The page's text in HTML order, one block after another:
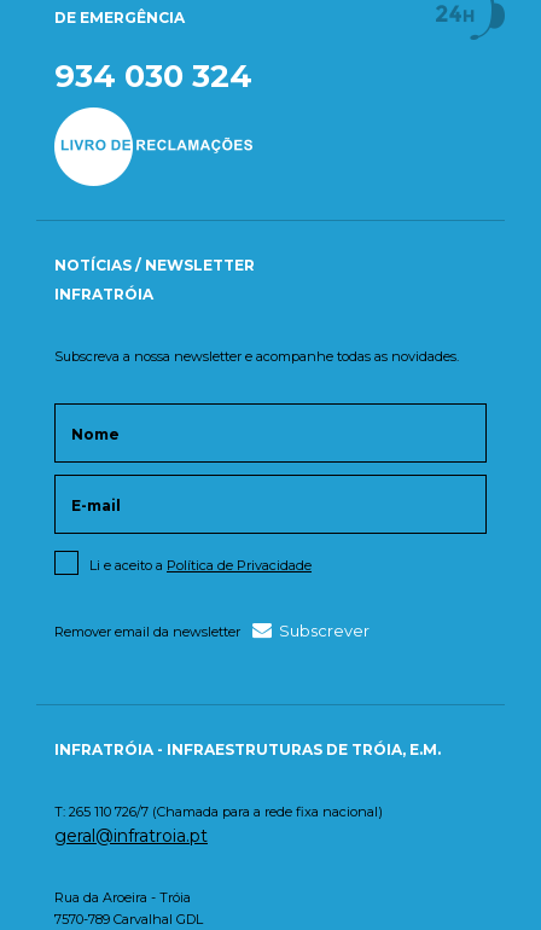
DE EMERGÊNCIA
934 030 324
NOTÍCIAS / NEWSLETTER
INFRATRÓIA
Subscreva a nossa newsletter e acompanhe todas as novidades.
Li e aceito a Política de Privacidade
Remover email da newsletter Subscrever
INFRATRÓIA - INFRAESTRUTURAS DE TRÓIA, E.M.
T: 265 110 726/7 (Chamada para a rede fixa nacional)
geral@infratroia.pt
Rua da Aroeira - Tróia
7570-789 Carvalhal GDL